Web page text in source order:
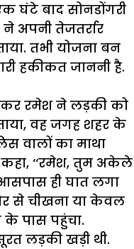
घंटे बाद सोनडोंगरी
ने अपनी तेजतर्रार
. तभी योजना बन
हकीकत जाननी है.
कर रमेश ने लड़की को
, वह जगह शहर के
वालों का माथा
कहा, ‘‘रमेश, तुम अकेले
ही घात लगा
से चीखना या केवल
के पास पहुंचा.
लड़की खड़ी थी.